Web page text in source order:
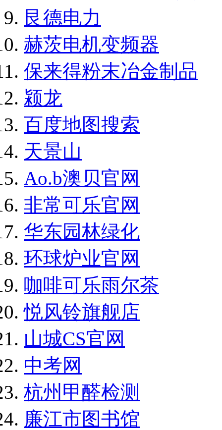
艮德电力
赫茨电机变频器
保来得粉末冶金制品
颍龙
百度地图搜索
天景山
Ao.b澳贝官网
非常可乐官网
华东园林绿化
环球炉业官网
咖啡可乐雨尔茶
悦风铃旗舰店
山城CS官网
中考网
杭州甲醛检测
廉江市图书馆